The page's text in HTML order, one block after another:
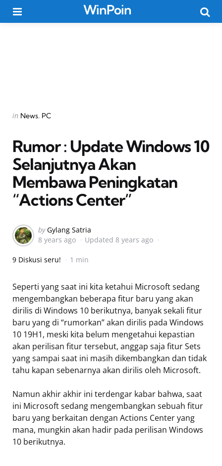
WinPoin
Categories
Posted
in News PC
Rumor : Update Windows 10
Selanjutnya Akan
Membawa Peningkatan
“Actions Center”
Posted
by
by Gylang Satria
8 years ago
Updated 8 years ago
9 Diskusi seru! 1 min
Seperti yang saat ini kita ketahui Microsoft sedang
mengembangkan beberapa fitur baru yang akan
dirilis di Windows 10 berikutnya, banyak sekali fitur
baru yang di “rumorkan” akan dirilis pada Windows
10 19H1, meski kita belum mengetahui kepastian
akan perilisan fitur tersebut, anggap saja fitur Sets
yang sampai saat ini masih dikembangkan dan tidak
tahu kapan sebenarnya akan dirilis oleh Microsoft.
Namun akhir akhir ini terdengar kabar bahwa, saat
ini Microsoft sedang mengembangkan sebuah fitur
baru yang berkaitan dengan Actions Center yang
mana, mungkin akan hadir pada perilisan Windows
10 berikutnya.